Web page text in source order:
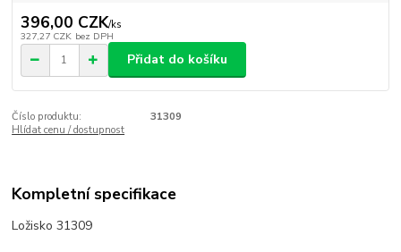
396,00 CZK/ks
327,27 CZK bez DPH
Přidat do košíku
Číslo produktu:
31309
Hlídat cenu / dostupnost
Kompletní specifikace
Ložisko 31309